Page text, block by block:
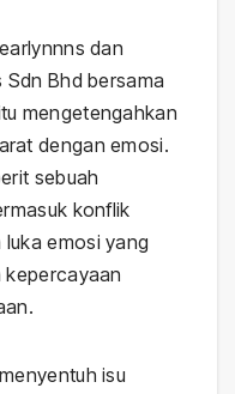
dan
Bhd bersama
mengetengahkan
dengan emosi.
sebuah
konflik
emosi yang
isu